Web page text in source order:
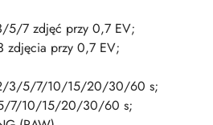
5/7 zdjęć przy 0,7 EV;
zdjęcia przy 0,7 EV;
3/5/7/10/15/20/30/60 s;
7/10/15/20/30/60 s;